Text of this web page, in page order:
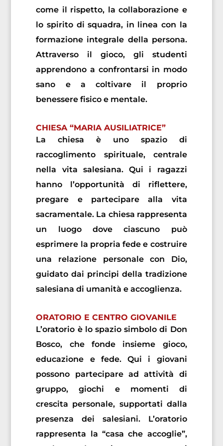
come il rispetto, la collaborazione e
lo spirito di squadra, in linea con la
formazione integrale della persona.
Attraverso il gioco, gli studenti
apprendono a confrontarsi in modo
sano e a coltivare il proprio
benessere fisico e mentale.
CHIESA “MARIA AUSILIATRICE”
La chiesa è uno spazio di
raccoglimento spirituale, centrale
nella vita salesiana. Qui i ragazzi
hanno l’opportunità di riflettere,
pregare e partecipare alla vita
sacramentale. La chiesa rappresenta
un luogo dove ciascuno può
esprimere la propria fede e costruire
una relazione personale con Dio,
guidato dai principi della tradizione
salesiana di umanità e accoglienza.
ORATORIO E CENTRO GIOVANILE
L’oratorio è lo spazio simbolo di Don
Bosco, che fonde insieme gioco,
educazione e fede. Qui i giovani
possono partecipare ad attività di
gruppo, giochi e momenti di
crescita personale, supportati dalla
presenza dei salesiani. L’oratorio
rappresenta la “casa che accoglie”,